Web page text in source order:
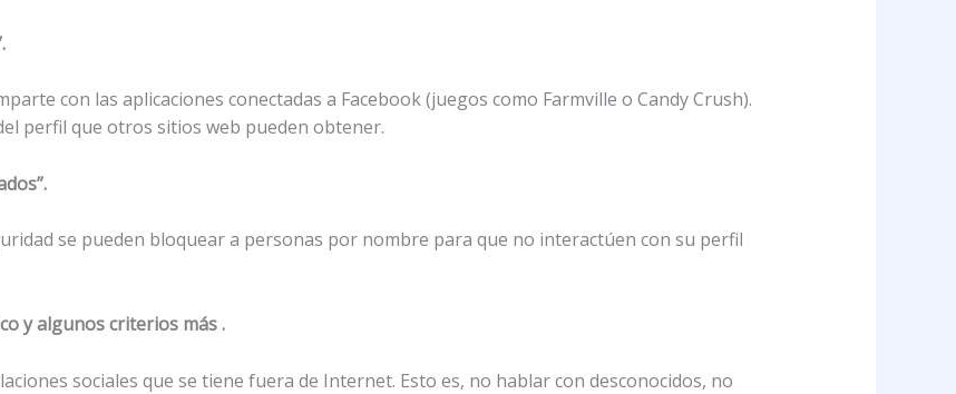
con las aplicaciones conectadas a Facebook (juegos como Farmville o Candy Crush).
perfil que otros sitios web pueden obtener.
se pueden bloquear a personas por nombre para que no interactúen con su perfil
y algunos criterios más.
sociales que se tiene fuera de Internet. Esto es, no hablar con desconocidos, no